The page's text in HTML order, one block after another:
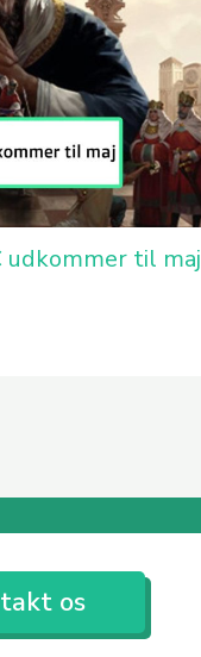
udkommer til maj
os